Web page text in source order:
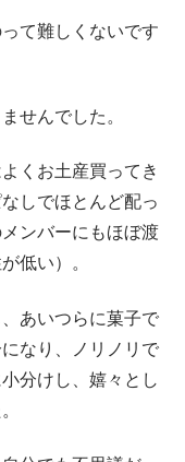
て難しくないです
せんでした。
くお土産買ってき
しでほとんど配っ
ンバーにもほぼ渡
低い）。
あいつらに菓子で
なり、ノリノリで
分けし、嬉々とし